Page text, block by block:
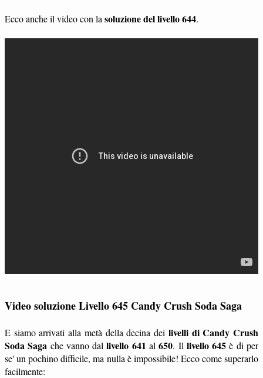
Ecco anche il video con la soluzione del livello 644.
Video soluzione Livello 645 Candy Crush Soda Saga
E siamo arrivati alla metà della decina dei livelli di Candy Crush
Soda Saga che vanno dallivello 641 al650. Il livello 645 è di per
se' un pochino difficile, ma nulla è impossibile! Ecco come superarlo
facilmente: